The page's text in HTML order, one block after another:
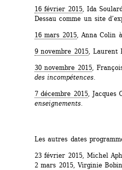
16 février 2015, Ida
Dessau comme un site
16 mars 2015, Anna Colin
9 novembre 2015, Laurent
30 novembre 2015,
des incompétences.
7 décembre 2015, Jacques
enseignements
Les autres dates
23 février 2015, Michel
2 mars 2015, Virginie